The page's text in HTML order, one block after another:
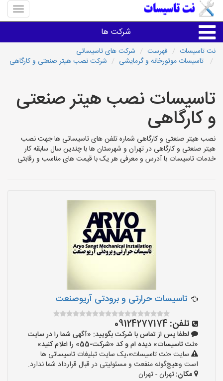
منوی
سایت
شرکت ها
خدمات تاسیسات ساختمان
خدمات تاسیسات ساختمان
تاسیساتی های شهرها
نت تاسیسات فهرست
شرکت های تاسیساتی
تاسیسات موتورخانه و گرمایشی
شرکت نصب هیتر صنعتی و کارگاهی
تاسیسات نصب هیتر صنعتی
و کارگاهی
نصب هیتر صنعتی و کارگاهی شماره تلفن های تاسیساتی ها جهت نصب
هیتر صنعتی و کارگاهی در تهران و شهرستان ها با چندین سال سابقه کار
خدمات تاسیسات با آدرس و معرفی هر یک با قیمت های مناسب و رقابتی
تاسیسات حرارتی و برودتی آریوصنعت
تلفن: 09124277174
لطفا پس از تماس با شرکت بگویید: «آگهی شما را در سایت
«نت تاسیسات» دیده ام و کد «شرکت-55» را اعلام کنید»
سایت «نت تاسیسات»،یک سایت تبلیغات تاسیساتی ها
است وهیچ‌گونه منفعت و مسئولیتی در قبال قرارداد شما ندارد.
مکان:تهران - تهران